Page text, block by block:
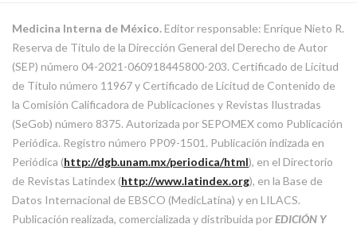
Medicina Interna de México.Editor responsable: Enrique Nieto R.
Reserva de Título de la Dirección General del Derecho de Autor
(SEP) número 04-2021-060918445800-203. Certificado de Licitud
de Título número 11967 y Certificado de Licitud de Contenido de
la Comisión Calificadora de Publicaciones y Revistas Ilustradas
(SeGob) número 8375. Autorizada por SEPOMEX como Publicación
Periódica. Registro número PP09-1501. Publicación indizada en
Periódica (http://dgb.unam.mx/periodica/html), en el Directorio
de Revistas Latindex (http://www.latindex.org), en la Base de
Datos Internacional de EBSCO (MedicLatina) y en LILACS.
Publicación realizada, comercializada y distribuida porEDICIÓN Y